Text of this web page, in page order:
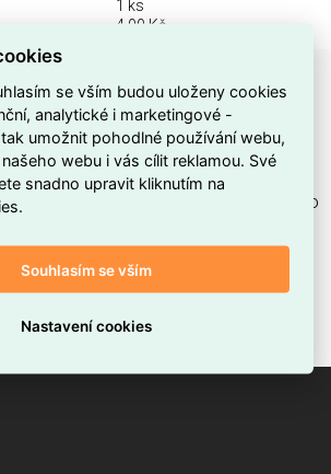
1 ks
4,00 Kč
01B
najdete v kategoriích Svítidla,
a LED osvětlení, výrobce Maytoni,
kód dodavatele MOD177TL-01B.
nabízíme od 1 ks. Kód EMAS Svítidlo
se vším budou uloženy cookies
analytické i marketingové -
umožnit pohodlné používání webu,
webu i vás cílit reklamou. Své
snadno upravit kliknutím na
Souhlasím se vším
Nastavení cookies